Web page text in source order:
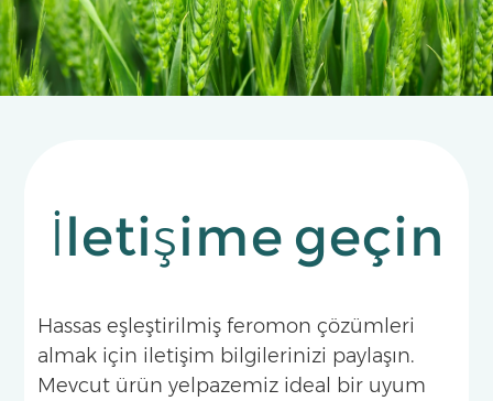
İletişime geçin
Hassas eşleştirilmiş feromon çözümleri
almak için iletişim bilgilerinizi paylaşın.
Mevcut ürün yelpazemiz ideal bir uyum